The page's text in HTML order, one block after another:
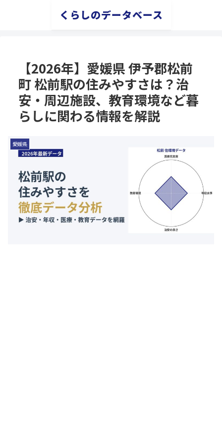
くらしのデータベース
【2026年】愛媛県 伊予郡松前
町 松前駅の住みやすさは？治
安・周辺施設、教育環境など暮
らしに関わる情報を解説
愛媛県